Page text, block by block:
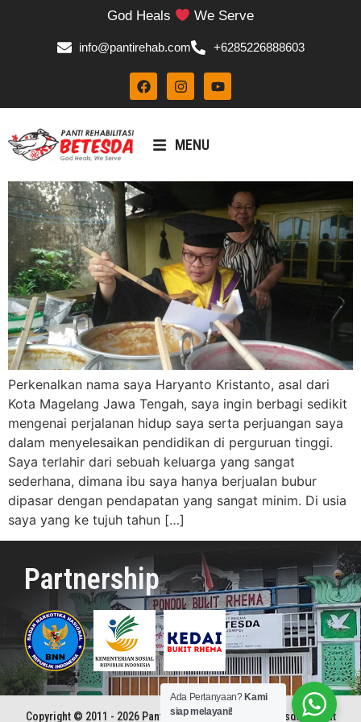
God Heals We Serve
info@pantirehab.com +6285226888603
MENU
Perkenalkan nama saya Haryanto Kristanto, asal dari
Kota Magelang Jawa Tengah, saya ingin berbagi sedikit
mengenai perjalanan hidup saya serta perjuangan saya
dalam menyelesaikan pendidikan di perguruan tinggi.
Saya terlahir dari sebuah keluarga yang sangat
sederhana, dimana ibu saya hanya berjualan bubur
dipasar dengan pendapatan yang sangat minim. Di usia
saya yang ke tujuh tahun […]
Partnership
Copyright © 2011 - 2026 Panti Rehabilitasi Kristen Betesda | Pusat
Ada Pertanyaan? Kami
siap melayani!